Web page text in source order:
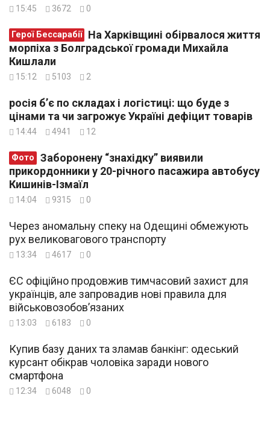
15:45 3672 0
Герої Бессарабії
морпіха з Болградської громади Михайла
Кишлали
15:12 5103 2
росія б’є по складах і логістиці: що буде з
цінами та чи загрожує Україні дефіцит товарів
14:44 4941 12
Фото
прикордонники у 20-річного пасажира автобусу
Кишинів-Ізмаїл
14:04 9315 0
Через аномальну спеку на Одещині обмежують
рух великовагового транспорту
13:34 4617 0
ЄС офіційно продовжив тимчасовий захист для
українців, але запровадив нові правила для
військовозобов’язаних
13:03 6183 0
Купив базу даних та зламав банкінг: одеський
курсант обікрав чоловіка заради нового
смартфона
12:34 6048 0